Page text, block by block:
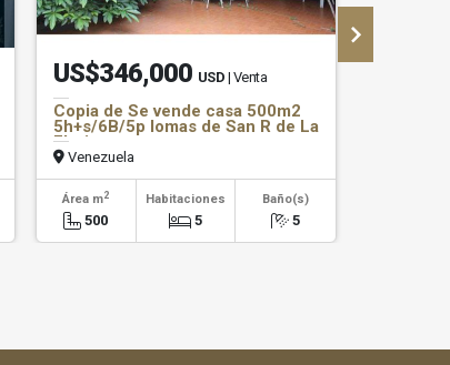
US$346,000 USD | Venta
Copia de Se vende casa 500m2
5h+s/6B/5p lomas de San R de La
Flori
Venezuela
Área m2
500
Habitaciones
5
Baño(s)
5